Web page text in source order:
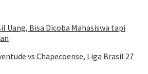
Uang, Bisa Dicoba Mahasiswa tapi
vs Chapecoense, Liga Brasil 27